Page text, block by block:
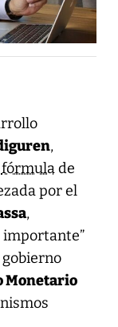
,
fórmulade
por el
,
importante”
Monetario